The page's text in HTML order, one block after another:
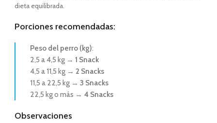
dieta equilibrada.
Porciones recomendadas:
Peso del perro (kg):
2,5 a 4,5 kg → 1 Snack
4,5 a 11,5 kg → 2 Snacks
11,5 a 22,5 kg → 3 Snacks
22,5 kg o más → 4 Snacks
Observaciones